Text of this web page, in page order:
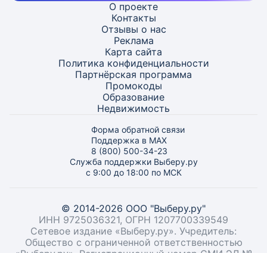
О проекте
Контакты
Отзывы о нас
Реклама
Карта сайта
Политика конфиденциальности
Партнёрская программа
Промокоды
Образование
Недвижимость
Форма обратной связи
Поддержка в MAX
8 (800) 500-34-23
Служба поддержки Выберу.ру
с 9:00 до 18:00 по МСК
© 2014-2026 ООО "Выберу.ру"
ИНН 9725036321, ОГРН 1207700339549
Сетевое издание «Выберу.ру». Учредитель:
Общество с ограниченной ответственностью